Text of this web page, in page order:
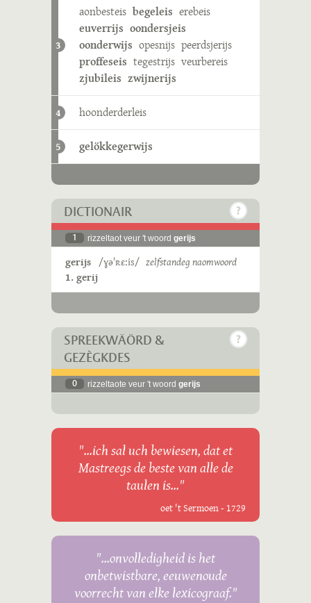
3
aonbesteis begeleis erebeis
euverrijs oondersjeis
oonderwijs opesnijs peerdsjerijs
proffeseis tegestrijs veurbereis
zjubileis zwijnerijs
4 hoonderderleis
5 gelökkegerwijs
DICTIONAIR
1 rizzeltaot veur 't woord gerijs
gerijs /ɣəˈʀɛːis/ zelfstandeg naomwoord
1. gerij
SPREEKWÄÖRD &
GEZÈGKDES
0 rizzeltaote veur 't woord gerijs
"...ich sal uch bewiesen, dat et
Mastreegs de beste van alle de
taulen is..."
oet 't Sermoen - 1729
"...onvolledigheid is het
onbetwistbare, eeuwenoude
voorrecht van elke lexicograaf."